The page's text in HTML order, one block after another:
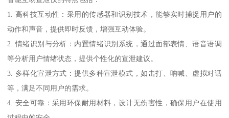
1. 高科技互动性：采用的传感器和识别技术，能够实时捕捉用户的
动作和声音，提供即时反馈，增强互动体验。
2. 情绪识别与分析：内置情绪识别系统，通过面部表情、语音语调
等分析用户情绪状态，提供个性化的宣泄建议。
3. 多样化宣泄方式：提供多种宣泄模式，如击打、呐喊、虚拟对话
等，满足不同用户的需求。
4. 安全可靠：采用环保耐用材料，设计无伤害性，确保用户在使用